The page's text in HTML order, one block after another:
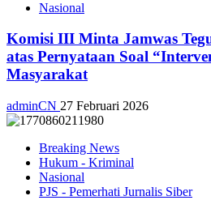
Nasional
Komisi III Minta Jamwas
atas Pernyataan Soal
Masyarakat
adminCN 27 Februari 2026
Breaking News
Hukum - Kriminal
Nasional
PJS - Pemerhati Jurnalis Siber